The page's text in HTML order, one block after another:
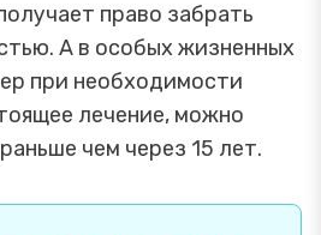
право забрать
А в особых жизненных
при необходимости
лечение, можно
чем через 15 лет.